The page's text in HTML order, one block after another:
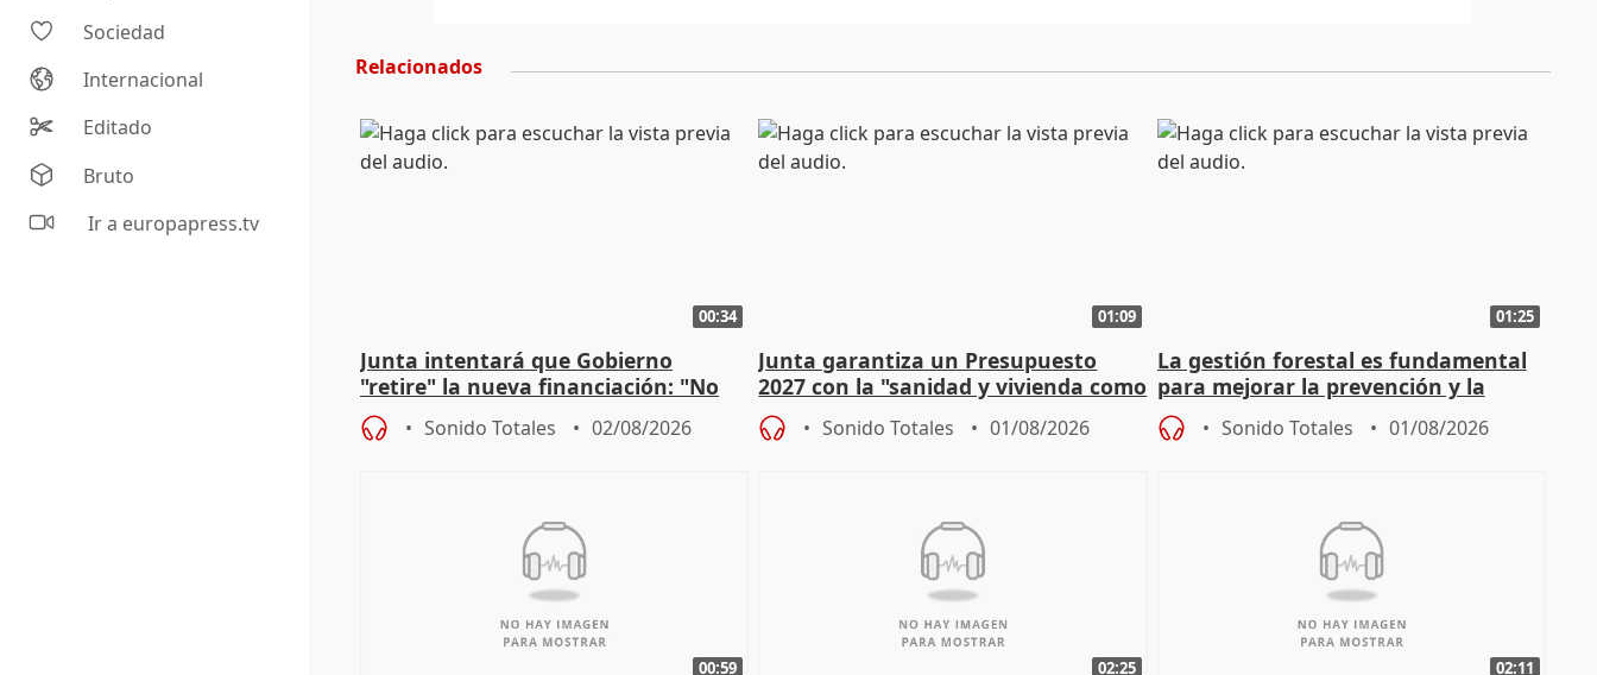
Sociedad
Internacional
Editado
Bruto
Ir a europapress.tv
Relacionados
00:34
Junta intentará que Gobierno
"retire" la nueva financiación: "No
puede ser saqueo a las arcas"
Sonido Totales 02/08/2026
01:09
Junta garantiza un Presupuesto
2027 con la "sanidad y vivienda como
prioridades"
Sonido Totales 01/08/2026
01:25
La gestión forestal es fundamental
para mejorar la prevención y la
actuación frente a incendios
Sonido Totales 01/08/2026
00:59 02:25 02:11